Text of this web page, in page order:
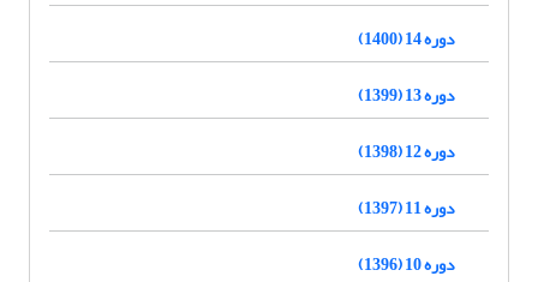
دوره 14 (1400)
دوره 13 (1399)
دوره 12 (1398)
دوره 11 (1397)
دوره 10 (1396)